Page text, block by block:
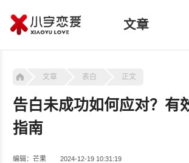
文章
文章 表白 正文
告白未成功如何应对？有
指南
编辑：芒果 2024-12-19 10:31:19